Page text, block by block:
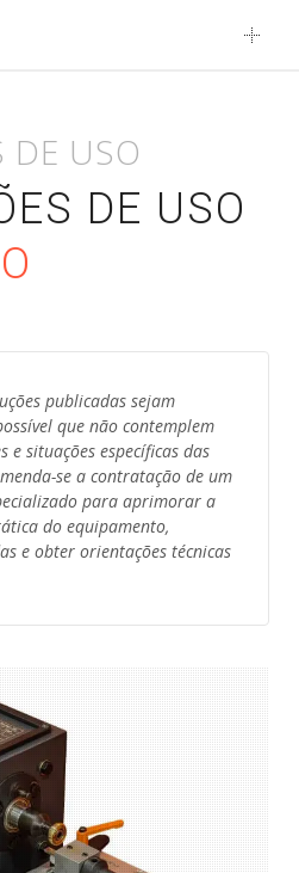
DE USO
DE USO
publicadas sejam
que não contemplem
e situações específicas das
se a contratação de um
para aprimorar a
do equipamento,
e obter orientações técnicas